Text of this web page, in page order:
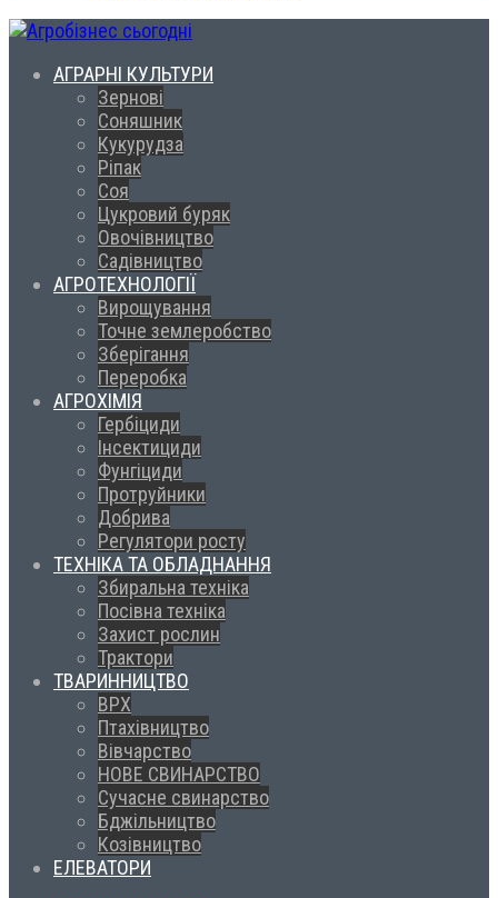
АГРАРНІ КУЛЬТУРИ
Зернові
Соняшник
Кукурудза
Ріпак
Соя
Цукровий буряк
Овочівництво
Садівництво
АГРОТЕХНОЛОГІЇ
Вирощування
Точне землеробство
Зберігання
Переробка
АГРОХІМІЯ
Гербіциди
Інсектициди
Фунгіциди
Протруйники
Добрива
Регулятори росту
ТЕХНІКА ТА ОБЛАДНАННЯ
Збиральна техніка
Посівна техніка
Захист рослин
Трактори
ТВАРИННИЦТВО
ВРХ
Птахівництво
Вівчарство
НОВЕ СВИНАРСТВО
Сучасне свинарство
Бджільництво
Козівництво
ЕЛЕВАТОРИ